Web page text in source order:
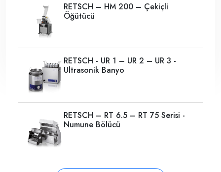
RETSCH – HM 200 – Çekiçli
Öğütücü
RETSCH - UR 1 – UR 2 – UR 3 -
Ultrasonik Banyo
RETSCH – RT 6.5 – RT 75 Serisi -
Numune Bölücü